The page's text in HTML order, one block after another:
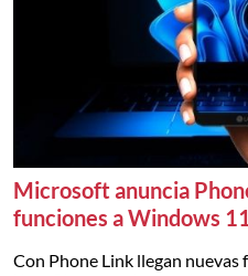
Microsoft anuncia
funciones a Windows
Con Phone Link llegan